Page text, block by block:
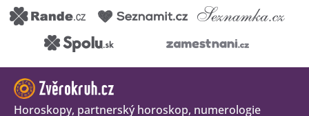
Horoskopy, partnerský horoskop, numerologie